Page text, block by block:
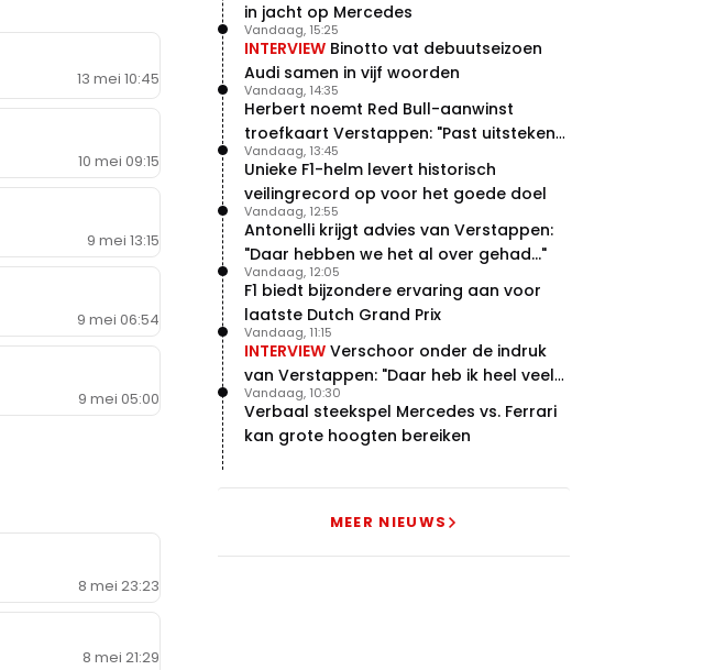
13 mei 10:45
10 mei 09:15
9 mei 13:15
9 mei 06:54
9 mei 05:00
8 mei 23:23
8 mei 21:29
in jacht op Mercedes
INTERVIEW Binotto vat debuutseizoen
Audi samen in vijf woorden
Vandaag, 15:25
Herbert noemt Red Bull-aanwinst
troefkaart Verstappen: "Past uitstekend
bij Red Bull"
Vandaag, 14:35
Unieke F1-helm levert historisch
veilingrecord op voor het goede doel
Vandaag, 13:45
Antonelli krijgt advies van Verstappen:
"Daar hebben we het al over gehad..."
Vandaag, 12:55
F1 biedt bijzondere ervaring aan voor
laatste Dutch Grand Prix
Vandaag, 12:05
INTERVIEW Verschoor onder de indruk
van Verstappen: "Daar heb ik heel veel
respect voor"
Vandaag, 11:15
Verbaal steekspel Mercedes vs. Ferrari
kan grote hoogten bereiken
Vandaag, 10:30
MEER NIEUWS